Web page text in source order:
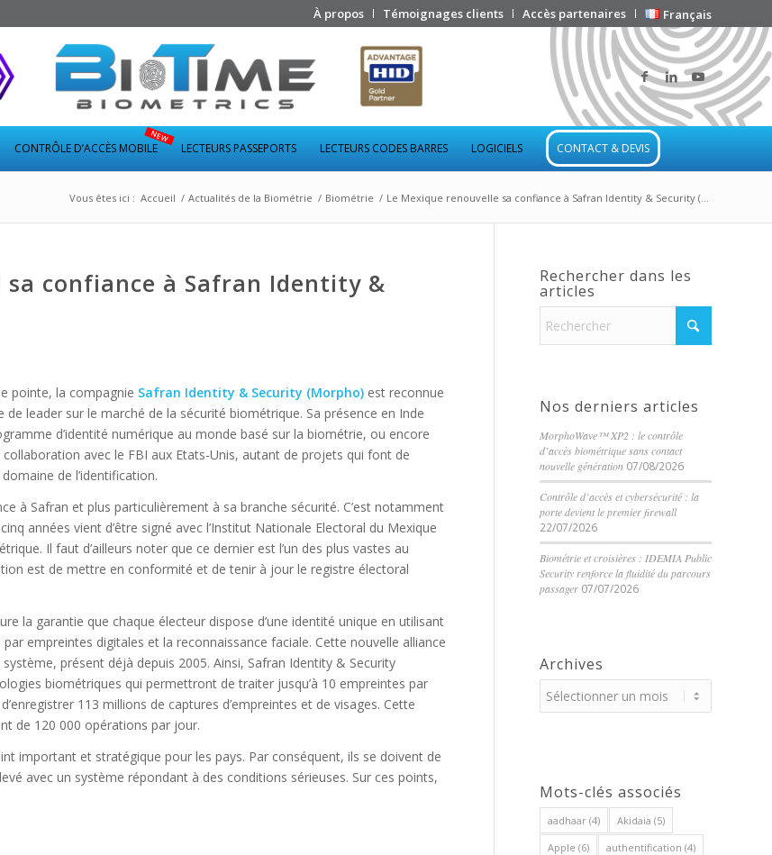
À propos Témoignages clients Accès partenaires Français
CONTRÔLE D’ACCÈS MOBILE LECTEURS PASSEPORTS LECTEURS CODES BARRES LOGICIELS CONTACT & DEVIS
Vous êtes ici : Accueil / Actualités de la Biométrie / Biométrie / Le Mexique renouvelle sa confiance à Safran Identity & Security (...
sa confiance à Safran Identity &
pointe, la compagnie Safran Identity & Security (Morpho) est reconnue
leader sur le marché de la sécurité biométrique. Sa présence en Inde
d’identité numérique au monde basé sur la biométrie, ou encore
avec le FBI aux Etats-Unis, autant de projets qui font de
de l’identification.
à Safran et plus particulièrement à sa branche sécurité. C’est notamment
années vient d’être signé avec l’Institut Nationale Electoral du Mexique
Il faut d’ailleurs noter que ce dernier est l’un des plus vastes au
est de mettre en conformité et de tenir à jour le registre électoral
la garantie que chaque électeur dispose d’une identité unique en utilisant
par empreintes digitales et la reconnaissance faciale. Cette nouvelle alliance
présent déjà depuis 2005. Ainsi, Safran Identity & Security
biométriques qui permettront de traiter jusqu’à 10 empreintes par
113 millions de captures d’empreintes et de visages. Cette
de 120 000 opérations par jour.
important et stratégique pour les pays. Par conséquent, ils se doivent de
avec un système répondant à des conditions sérieuses. Sur ces points,
Rechercher dans les
articles
Nos derniers articles
MorphoWave™ XP2 : le contrôle
d’accès biométrique sans contact
nouvelle génération 07/08/2026
Contrôle d’accès et cybersécurité : la
porte devient le premier firewall
22/07/2026
Biométrie et croisières : IDEMIA Public
Security renforce la fluidité du parcours
passager 07/07/2026
Archives
Mots-clés associés
aadhaar (4) Akidaia (5)
Apple (6) authentification (4)